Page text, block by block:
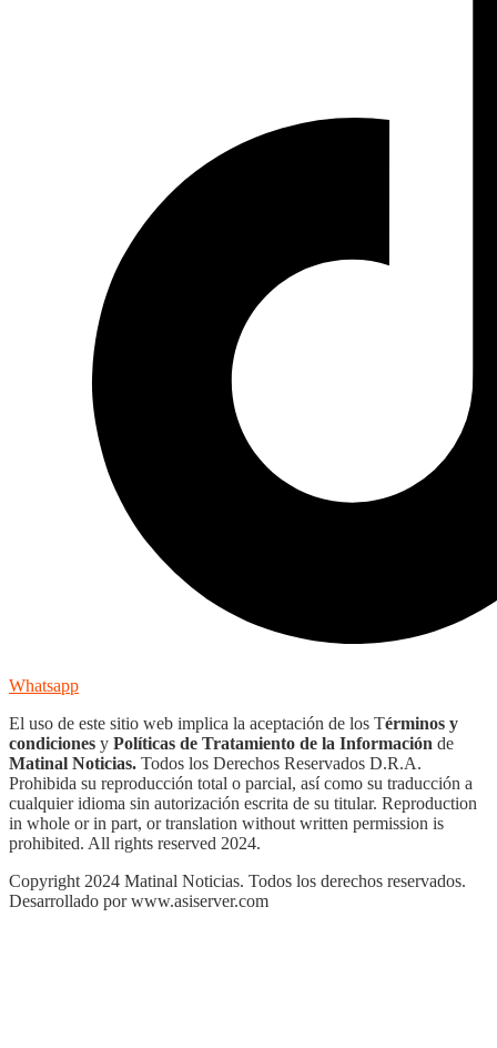
Whatsapp
El uso de este sitio web implica la aceptación de los Términos y
condiciones y Políticas de Tratamiento de la Información de
Matinal Noticias. Todos los Derechos Reservados D.R.A.
Prohibida su reproducción total o parcial, así como su traducción a
cualquier idioma sin autorización escrita de su titular. Reproduction
in whole or in part, or translation without written permission is
prohibited. All rights reserved 2024.
Copyright 2024 Matinal Noticias. Todos los derechos reservados.
Desarrollado por www.asiserver.com